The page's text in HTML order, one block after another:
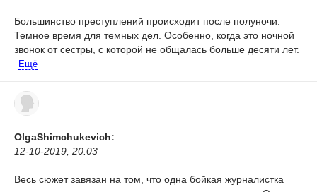
Большинство преступлений происходит после полуночи.
Темное время для темных дел. Особенно, когда это ночной
звонок от сестры, с которой не общалась больше десяти лет.
Ещё
OlgaShimchukevich:
12-10-2019, 20:03
Весь сюжет завязан на том, что одна бойкая журналистка